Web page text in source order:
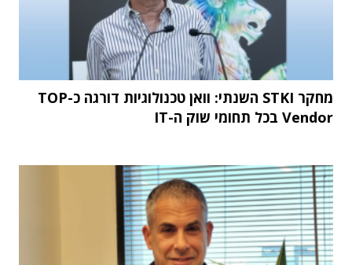
מחקר STKI השנתי: וואן טכנולוגיות דורגה כ-TOP
Vendor בכל תחומי שוק ה-IT